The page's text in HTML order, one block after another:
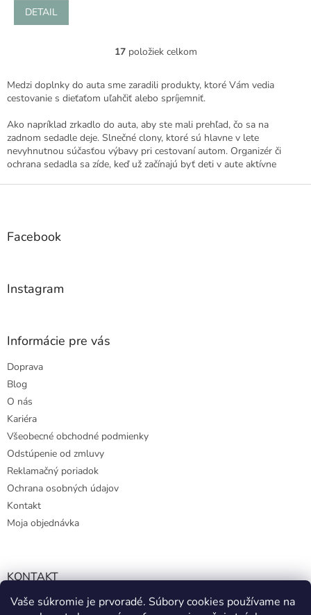
Vaše súkromie je prvoradé. Súbory cookies používame na
DETAIL
O
l
á
a
c
i
e
r
17položiek celkom
Medzi doplnky do auta sme zaradili produkty, ktoré Vám vedia
cestovanie s dieťaťom uľahčiť alebo spríjemniť.
Ako napríklad zrkadlo do auta, aby ste mali prehľad, čo sa na
zadnom sedadle deje. Slnečné clony, ktoré sú hlavne v lete
nevyhnutnou súčasťou výbavy pri cestovaní autom. Organizér či
ochrana sedadla sa zíde, keď už začínajú byť deti v aute aktívne
Z
Facebook
Instagram
Informácie pre vás
Doprava
Blog
O nás
Kariéra
Všeobecné obchodné podmienky
Odstúpenie od zmluvy
Reklamačný poriadok
Ochrana osobných údajov
Kontakt
Moja objednávka
KONTAKT
info@kmart.sk